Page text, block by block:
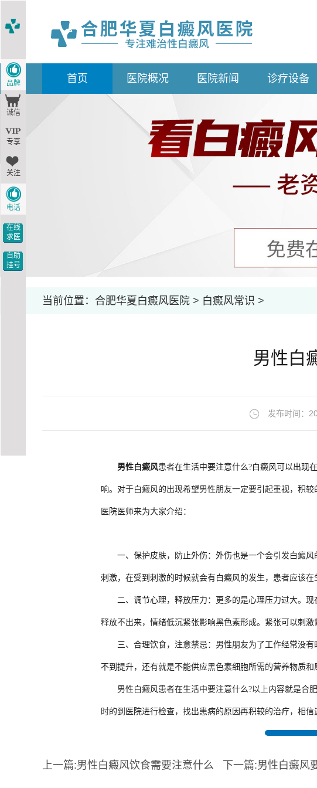
首 页 医院概况 医院新闻 诊疗设备
当前位置： 合肥华夏白癜风医院 > 白癜风常识 >
男性白
发布时间：
男性白癜风患者在生活中要注意什么?白癜风可以出现
响。对于白癜风的出现希望男性朋友一定要引起重视，积较
医院 医师来为大家介绍：
一、保护皮肤，防止外伤：外伤也是一个会引发白癜风
刺激，在受到刺激的时候就会有白癜风的发生，患者应该
二、调节心理，释放压力：更多的是心理压力过大。现
释放不出来，情绪低沉紧张影响黑色素形成。紧张可以刺
三、合理饮食，注意禁忌：男性朋友为了工作经常没有
不到提升，还有就是不能供应黑色素细胞所需的营养物质
男性白癜风患者在生活中要注意什么?以上内容就是合
时的到医院进行检查，找出患病的原因再积较的治疗，相
上一篇:男性白癜风饮食需要注意什么 下一篇:男性白癜风
品牌
诚信
专享
关注
电话
在线
求医
自助
挂号